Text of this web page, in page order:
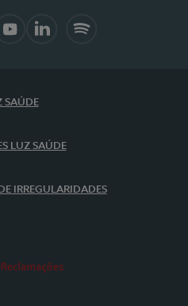
SAÚDE
LUZ SAÚDE
IRREGULARIDADES